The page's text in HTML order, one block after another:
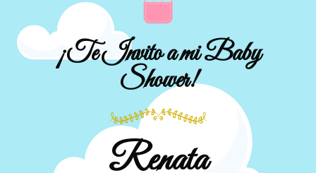
¡Te Invito a mi Baby
Shower!
Renata